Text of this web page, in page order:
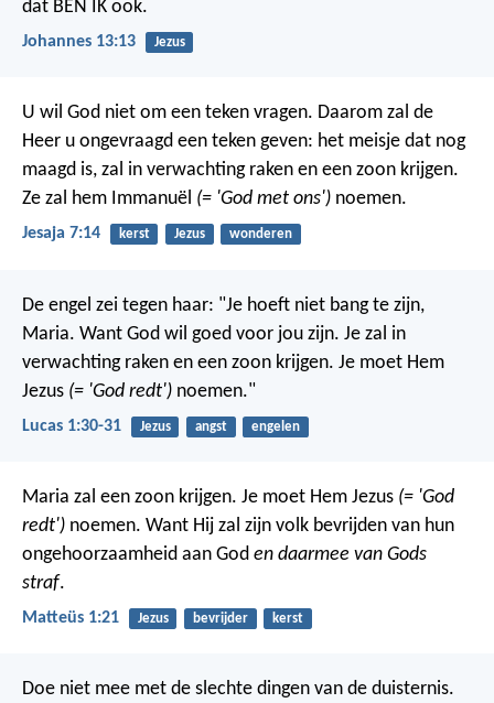
dat BEN IK ook.
Johannes 13:13 Jezus
U wil God niet om een teken vragen. Daarom zal de
Heer u ongevraagd een teken geven: het meisje dat nog
maagd is, zal in verwachting raken en een zoon krijgen.
Ze zal hem Immanuël (= 'God met ons') noemen.
Jesaja 7:14 kerst Jezus wonderen
De engel zei tegen haar: "Je hoeft niet bang te zijn,
Maria. Want God wil goed voor jou zijn. Je zal in
verwachting raken en een zoon krijgen. Je moet Hem
Jezus (= 'God redt') noemen."
Lucas 1:30-31 Jezus angst engelen
Maria zal een zoon krijgen. Je moet Hem Jezus (= 'God
redt') noemen. Want Hij zal zijn volk bevrijden van hun
ongehoorzaamheid aan God en daarmee van Gods
straf.
Matteüs 1:21 Jezus bevrijder kerst
Doe niet mee met de slechte dingen van de duisternis.